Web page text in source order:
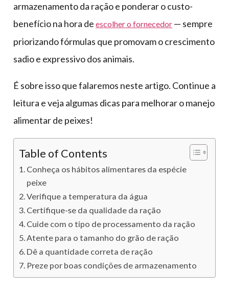
armazenamento da ração e ponderar o custo-
benefício na hora de escolher o fornecedor — sempre
priorizando fórmulas que promovam o crescimento
sadio e expressivo dos animais.
É sobre isso que falaremos neste artigo. Continue a
leitura e veja algumas dicas para melhorar o manejo
alimentar de peixes!
Table of Contents
Conheça os hábitos alimentares da espécie
peixe
Verifique a temperatura da água
Certifique-se da qualidade da ração
Cuide com o tipo de processamento da ração
Atente para o tamanho do grão de ração
Dê a quantidade correta de ração
Preze por boas condições de armazenamento